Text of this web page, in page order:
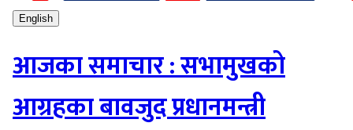
English
आजका समाचार : सभामुखको
आग्रहका बावजुद प्रधानमन्त्री